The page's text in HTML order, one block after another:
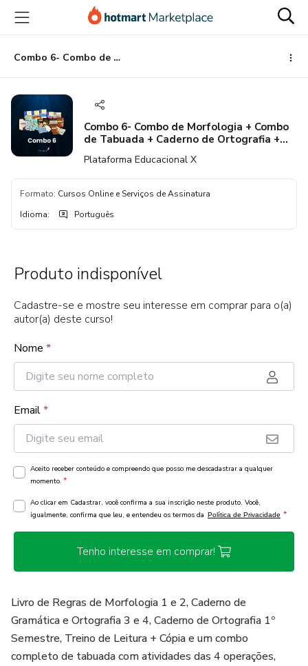
para
conteúdo
principal
para
pagamento
para
rodapé
Combo 6- Combo de Morfologia + Combo de Tabuada + Caderno de Ortografia + Caderno de Fluência Treino de Leitura + Cópia
Combo 6- Combo de Morfologia + Combo
de Tabuada + Caderno de Ortografia +
Cópia
Plataforma Educacional X
Formato: Cursos Online e Serviços de Assinatura
Idioma: Português
Produto indisponível
Cadastre-se e mostre seu interesse em comprar para o(a)
autor(a) deste curso!
Nome *
Email*
Aceito receber conteúdo e compreendo que posso me descadastrar a qualquer
momento. *
Ao clicar em Cadastrar, você confirma a sua inscrição neste produto. Você,
igualmente, confirma que leu, e entendeu os termos da Política de Privacidade *
Tenho interesse em comprar!
Livro de Regras de Morfologia 1 e 2, Caderno de
Gramática e Ortografia 3 e 4, Caderno de Ortografia 1º
Semestre, Treino de Leitura + Cópia e um combo
completo de tabuada com atividades das 4 operações,